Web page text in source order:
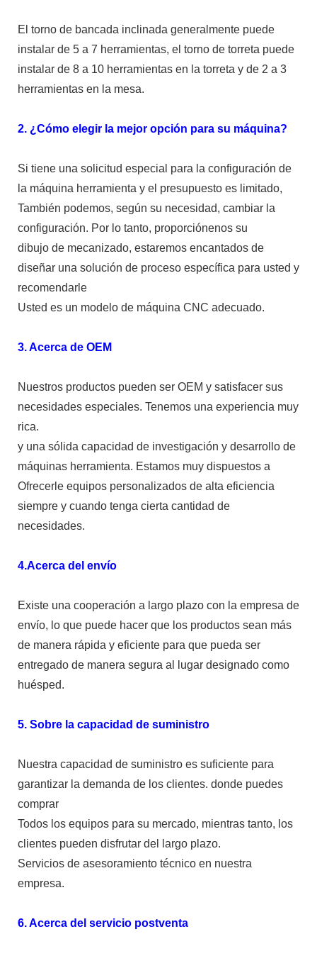
El torno de bancada inclinada generalmente puede
instalar de 5 a 7 herramientas, el torno de torreta puede
instalar de 8 a 10 herramientas en la torreta y de 2 a 3
herramientas en la mesa.
2. ¿Cómo elegir la mejor opción para su máquina?
Si tiene una solicitud especial para la configuración de
la máquina herramienta y el presupuesto es limitado,
También podemos, según su necesidad, cambiar la
configuración. Por lo tanto, proporciónenos su
dibujo de mecanizado, estaremos encantados de
diseñar una solución de proceso específica para usted y
recomendarle
Usted es un modelo de máquina CNC adecuado.
3. Acerca de OEM
Nuestros productos pueden ser OEM y satisfacer sus
necesidades especiales. Tenemos una experiencia muy
rica.
y una sólida capacidad de investigación y desarrollo de
máquinas herramienta. Estamos muy dispuestos a
Ofrecerle equipos personalizados de alta eficiencia
siempre y cuando tenga cierta cantidad de
necesidades.
4.Acerca del envío
Existe una cooperación a largo plazo con la empresa de
envío, lo que puede hacer que los productos sean más
de manera rápida y eficiente para que pueda ser
entregado de manera segura al lugar designado como
huésped.
5. Sobre la capacidad de suministro
Nuestra capacidad de suministro es suficiente para
garantizar la demanda de los clientes. donde puedes
comprar
Todos los equipos para su mercado, mientras tanto, los
clientes pueden disfrutar del largo plazo.
Servicios de asesoramiento técnico en nuestra
empresa.
6. Acerca del servicio postventa